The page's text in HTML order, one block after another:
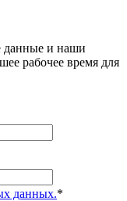
данные и наши
рабочее время для
данных.*